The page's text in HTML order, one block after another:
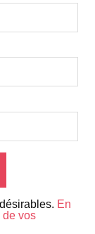
En
de vos